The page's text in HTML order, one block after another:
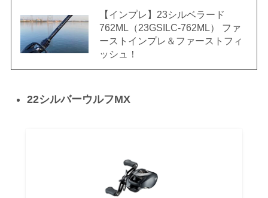
【インプレ】23シルベラード
762ML（23GSILC-762ML） ファ
ーストインプレ＆ファーストフィ
ッシュ！
22シルバーウルフMX